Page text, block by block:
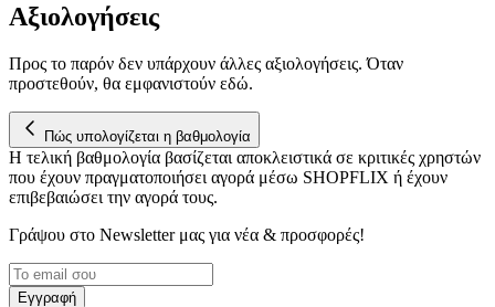
Αξιολογήσεις
Προς το παρόν δεν υπάρχουν άλλες αξιολογήσεις. Όταν
προστεθούν, θα εμφανιστούν εδώ.
Πώς υπολογίζεται η βαθμολογία
Η τελική βαθμολογία βασίζεται αποκλειστικά σε κριτικές χρηστών
που έχουν πραγματοποιήσει αγορά μέσω SHOPFLIX ή έχουν
επιβεβαιώσει την αγορά τους.
Γράψου στο Νewsletter μας για νέα & προσφορές!
Εγγραφή